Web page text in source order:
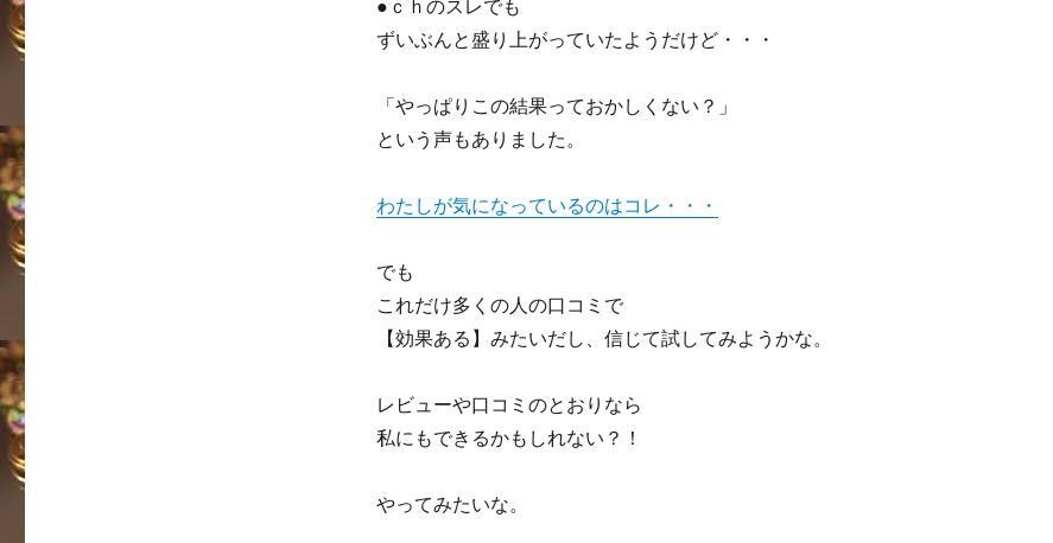
●ｃｈのスレでも
ずいぶんと盛り上がっていたようだけど・・・
「やっぱりこの結果っておかしくない？」
という声もありました。
わたしが気になっているのはコレ・・・
でも
これだけ多くの人の口コミで
【効果ある】みたいだし、信じて試してみようかな。
レビューや口コミのとおりなら
私にもできるかもしれない？！
やってみたいな。